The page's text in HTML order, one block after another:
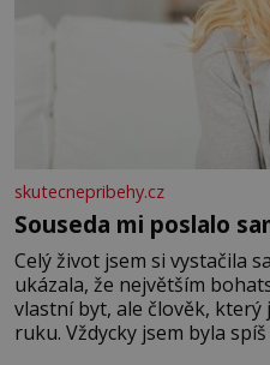
skutecnepribehy.cz
Souseda mi poslalo
Celý život jsem si vystačila
ukázala, že největším
vlastní byt, ale člověk,
ruku. Vždycky jsem byla